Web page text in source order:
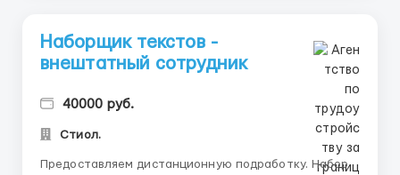
Наборщик текстов -
внештатный сотрудник
40000 руб.
Стиол.
Предоставляем дистанционную подработку. Набор